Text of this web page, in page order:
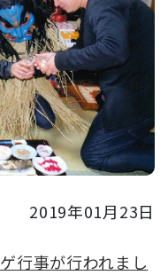
2019年01月23日
行事が行われまし